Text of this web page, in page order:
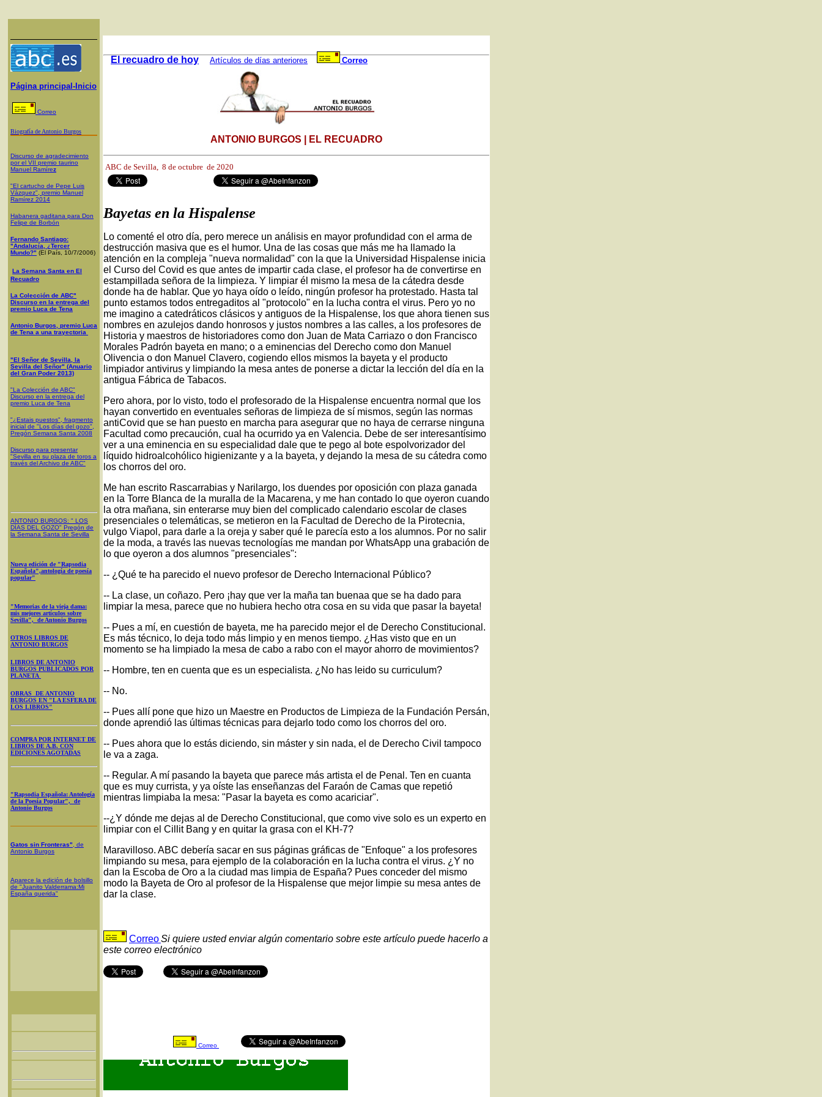
Página principal-Inicio
Correo
Biografía de Antonio Burgos
Discurso de agradecimiento
por el VII premio taurino
Manuel Ramírez
"El cartucho de Pepe Luis
Vázquez", premio Manuel
Ramírez 2014
Habanera gaditana para Don
Felipe de Borbón
Fernando Santiago:
"Andalucía, ¿Tercer
Mundo?" (El País, 10/7/2006)
La Semana Santa en El
Recuadro
La Colección de ABC"
Discurso en la entrega del
premio Luca de Tena
Antonio Burgos, premio Luca
de Tena a una trayectoria
"El Señor de Sevilla, la
Sevilla del Señor" (Anuario
del Gran Poder 2013)
"La Colección de ABC"
Discurso en la entrega del
premio Luca de Tena
"¿Estais puestos", fragmento
inicial de "Los días del gozo",
Pregón Semana Santa 2008
Discurso para presentar
"Sevilla en su plaza de toros a
través del Archivo de ABC"
ANTONIO BURGOS: " LOS
DÍAS DEL GOZO" Pregón de
la Semana Santa de Sevilla
Nueva edición de "Rapsodia
Española",antología de poesía
popular"
"Memorias de la vieja dama:
mis mejores artículos sobre
Sevilla", de Antonio Burgos
OTROS LIBROS DE
ANTONIO BURGOS
LIBROS DE ANTONIO
BURGOS PUBLICADOS POR
PLANETA
OBRAS DE ANTONIO
BURGOS EN "LA ESFERA DE
LOS LIBROS"
COMPRA POR INTERNET DE
LIBROS DE A.B. CON
EDICIONES AGOTADAS
"Rapsodia Española: Antología
de la Poesía Popular", de
Antonio Burgos
Gatos sin Fronteras" , de
Antonio Burgos
Aparece la edición de bolsillo
de "Juanito Valderrama:Mi
España querida"
El recuadro de hoy Artículos de días anteriores Correo
ANTONIO BURGOS | EL RECUADRO
ABC de Sevilla, 8 de octubre de 2020
Bayetas en la Hispalense
Lo comenté el otro día, pero merece un análisis en mayor profundidad con el arma de
destrucción masiva que es el humor. Una de las cosas que más me ha llamado la
atención en la compleja "nueva normalidad" con la que la Universidad Hispalense inicia
el Curso del Covid es que antes de impartir cada clase, el profesor ha de convertirse en
estampillada señora de la limpieza. Y limpiar él mismo la mesa de la cátedra desde
donde ha de hablar. Que yo haya oído o leído, ningún profesor ha protestado. Hasta tal
punto estamos todos entregaditos al "protocolo" en la lucha contra el virus. Pero yo no
me imagino a catedráticos clásicos y antiguos de la Hispalense, los que ahora tienen sus
nombres en azulejos dando honrosos y justos nombres a las calles, a los profesores de
Historia y maestros de historiadores como don Juan de Mata Carriazo o don Francisco
Morales Padrón bayeta en mano; o a eminencias del Derecho como don Manuel
Olivencia o don Manuel Clavero, cogiendo ellos mismos la bayeta y el producto
limpiador antivirus y limpiando la mesa antes de ponerse a dictar la lección del día en la
antigua Fábrica de Tabacos.
Pero ahora, por lo visto, todo el profesorado de la Hispalense encuentra normal que los
hayan convertido en eventuales señoras de limpieza de sí mismos, según las normas
antiCovid que se han puesto en marcha para asegurar que no haya de cerrarse ninguna
Facultad como precaución, cual ha ocurrido ya en Valencia. Debe de ser interesantísimo
ver a una eminencia en su especialidad dale que te pego al bote espolvorizador del
líquido hidroalcohólico higienizante y a la bayeta, y dejando la mesa de su cátedra como
los chorros del oro.
Me han escrito Rascarrabias y Narilargo, los duendes por oposición con plaza ganada
en la Torre Blanca de la muralla de la Macarena, y me han contado lo que oyeron cuando
la otra mañana, sin enterarse muy bien del complicado calendario escolar de clases
presenciales o telemáticas, se metieron en la Facultad de Derecho de la Pirotecnia,
vulgo Viapol, para darle a la oreja y saber qué le parecía esto a los alumnos. Por no salir
de la moda, a través las nuevas tecnologías me mandan por WhatsApp una grabación de
lo que oyeron a dos alumnos "presenciales":
-- ¿Qué te ha parecido el nuevo profesor de Derecho Internacional Público?
-- La clase, un coñazo. Pero ¡hay que ver la maña tan buenaa que se ha dado para
limpiar la mesa, parece que no hubiera hecho otra cosa en su vida que pasar la bayeta!
-- Pues a mí, en cuestión de bayeta, me ha parecido mejor el de Derecho Constitucional.
Es más técnico, lo deja todo más limpio y en menos tiempo. ¿Has visto que en un
momento se ha limpiado la mesa de cabo a rabo con el mayor ahorro de movimientos?
-- Hombre, ten en cuenta que es un especialista. ¿No has leido su curriculum?
-- No.
-- Pues allí pone que hizo un Maestre en Productos de Limpieza de la Fundación Persán,
donde aprendió las últimas técnicas para dejarlo todo como los chorros del oro.
-- Pues ahora que lo estás diciendo, sin máster y sin nada, el de Derecho Civil tampoco
le va a zaga.
-- Regular. A mí pasando la bayeta que parece más artista el de Penal. Ten en cuanta
que es muy currista, y ya oíste las enseñanzas del Faraón de Camas que repetió
mientras limpiaba la mesa: "Pasar la bayeta es como acariciar".
--¿Y dónde me dejas al de Derecho Constitucional, que como vive solo es un experto en
limpiar con el Cillit Bang y en quitar la grasa con el KH-7?
Maravilloso. ABC debería sacar en sus páginas gráficas de "Enfoque" a los profesores
limpiando su mesa, para ejemplo de la colaboración en la lucha contra el virus. ¿Y no
dan la Escoba de Oro a la ciudad mas limpia de España? Pues conceder del mismo
modo la Bayeta de Oro al profesor de la Hispalense que mejor limpie su mesa antes de
dar la clase.
CorreoSi quiere usted enviar algún comentario sobre este artículo puede hacerlo a
este correo electrónico
Correo